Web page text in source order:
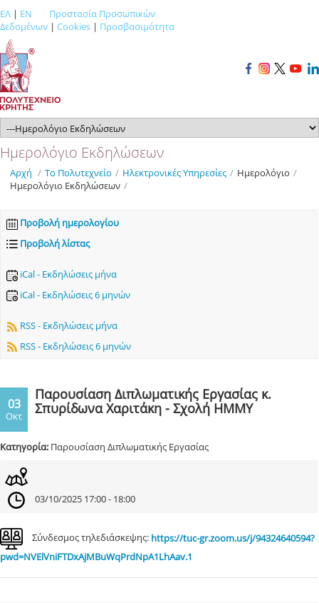
ΕΛ | EN
Προστασία Προσωπικών
Δεδομένων | Cookies | Προσβασιμότητα
Ημερολόγιο Εκδηλώσεων
Αρχή / Το Πολυτεχνείο / Ηλεκτρονικές Υπηρεσίες / Ημερολόγιο /
Ημερολόγιο Εκδηλώσεων /
Προβολή ημερολογίου
Προβολή λίστας
iCal - Εκδηλώσεις μήνα
iCal - Εκδηλώσεις 6 μηνών
RSS - Εκδηλώσεις μήνα
RSS - Εκδηλώσεις 6 μηνών
03
Οκτ
Παρουσίαση Διπλωματικής Εργασίας κ.
Σπυρίδωνα Χαριτάκη - Σχολή ΗΜΜΥ
Κατηγορία: Παρουσίαση Διπλωματικής Εργασίας
03/10/2025 17:00 - 18:00
Σύνδεσμος τηλεδιάσκεψης: https://tuc-gr.zoom.us/j/94324640594?
pwd=NVElVniFTDxAjMBuWqPrdNpA1LhAav.1